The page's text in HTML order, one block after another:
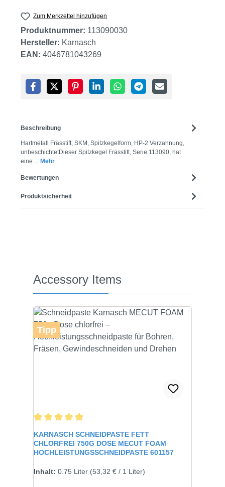
Zum Merkzettel hinzufügen
Produktnummer: 113090030
Hersteller: Karnasch
EAN: 4046781043269
Beschreibung
Hartmetall Frässtift, SKM, Spitzkegelform, HP-2 Verzahnung,
unbeschichtetDieser Spitzkegel Frässtift, Serie 113090, hat
eine… Mehr
Bewertungen
Produktsicherheit
Produktgalerie überspringen
Accessory Items
Tipp
KARNASCH SCHNEIDPASTE FETT
CHLORFREI 750G DOSE MECUT FOAM
HOCHLEISTUNGSSCHNEIDPASTE 601157
Inhalt: 0.75 Liter (53,32 € / 1 Liter)